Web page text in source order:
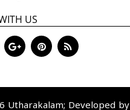
US
Utharakalam; Developed by